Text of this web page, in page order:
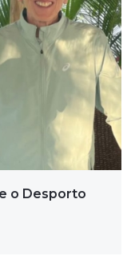
o Desporto